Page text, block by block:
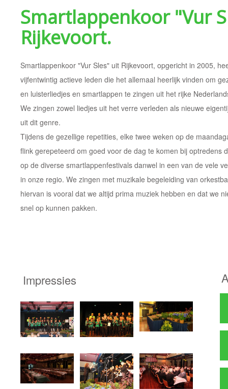
Smartlappenkoor "Vur
Rijkevoort.
Smartlappenkoor "Vur Sles" uit Rijkevoort, opgericht in 2005,
vijfentwintig actieve leden die het allemaal heerlijk vinden om
en luisterliedjes en smartlappen te zingen uit het rijke
We zingen zowel liedjes uit het verre verleden als nieuwe
uit dit genre.
Tijdens de gezellige repetities, elke twee weken op de
flink gerepeteerd om goed voor de dag te komen bij optredens
op de diverse smartlappenfestivals danwel in een van de vele
in onze regio. We zingen met muzikale begeleiding van
hiervan is vooral dat we altijd prima muziek hebben en dat we
snel op kunnen pakken.
Impressies